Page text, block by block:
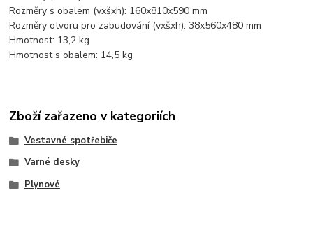
Rozměry s obalem (vxšxh): 160x810x590 mm
Rozměry otvoru pro zabudování (vxšxh): 38x560x480 mm
Hmotnost: 13,2 kg
Hmotnost s obalem: 14,5 kg
Zboží zařazeno v kategoriích
Vestavné spotřebiče
Varné desky
Plynové